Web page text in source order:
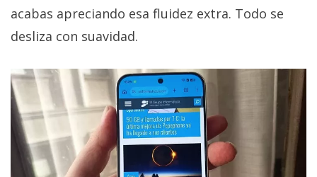
acabas apreciando esa fluidez extra. Todo se
desliza con suavidad.